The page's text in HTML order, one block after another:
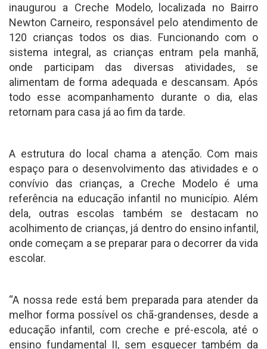
inaugurou a Creche Modelo, localizada no Bairro
Newton Carneiro, responsável pelo atendimento de
120 crianças todos os dias. Funcionando com o
sistema integral, as crianças entram pela manhã,
onde participam das diversas atividades, se
alimentam de forma adequada e descansam. Após
todo esse acompanhamento durante o dia, elas
retornam para casa já ao fim da tarde.
A estrutura do local chama a atenção. Com mais
espaço para o desenvolvimento das atividades e o
convívio das crianças, a Creche Modelo é uma
referência na educação infantil no município. Além
dela, outras escolas também se destacam no
acolhimento de crianças, já dentro do ensino infantil,
onde começam a se preparar para o decorrer da vida
escolar.
“A nossa rede está bem preparada para atender da
melhor forma possível os chã-grandenses, desde a
educação infantil, com creche e pré-escola, até o
ensino fundamental II, sem esquecer também da